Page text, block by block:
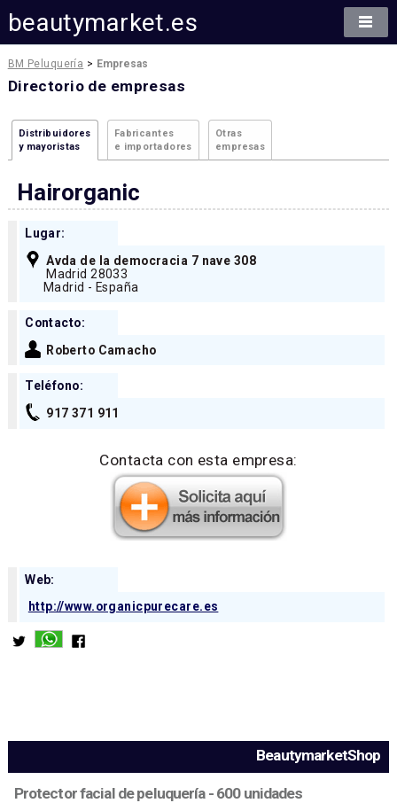
beautymarket.es
BM Peluquería > Empresas
Directorio de empresas
Distribuidores
y mayoristas
Fabricantes
e importadores
Otras
empresas
Hairorganic
Lugar:
Avda de la democracia 7 nave 308
Madrid 28033
Madrid - España
Contacto:
Roberto Camacho
Teléfono:
917 371 911
Contacta con esta empresa:
Web:
http://www.organicpurecare.es
BeautymarketShop
Protector facial de peluquería - 600 unidades